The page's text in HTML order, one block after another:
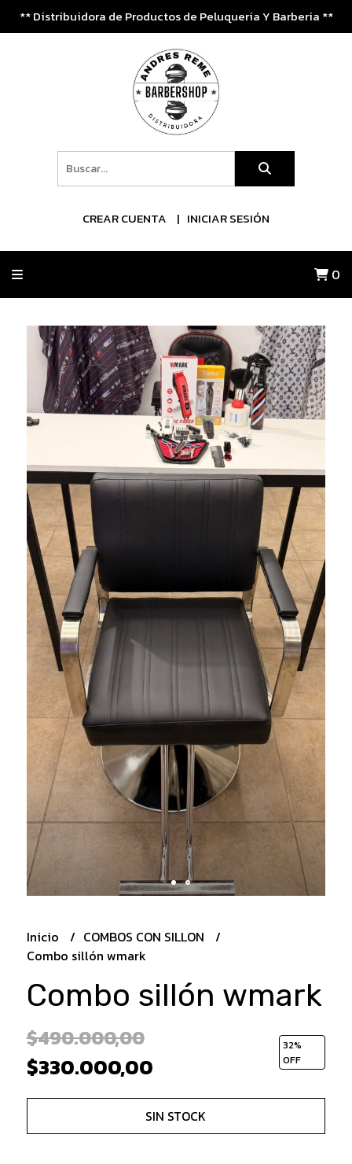
** Distribuidora de Productos de Peluqueria Y Barberia **
CREAR CUENTA INICIAR SESIÓN
0
Inicio
COMBOS CON SILLON
Combo sillón wmark
Combo sillón wmark
$490.000,00
$330.000,00
32%
OFF
SIN STOCK